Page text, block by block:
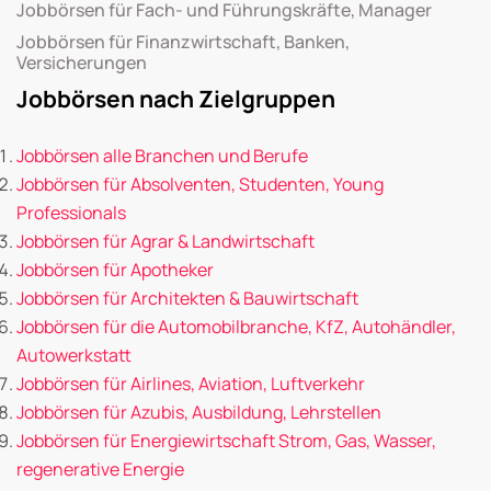
Jobbörsen für Fach- und Führungskräfte, Manager
Jobbörsen für Finanzwirtschaft, Banken,
Versicherungen
Jobbörsen nach Zielgruppen
Jobbörsen alle Branchen und Berufe
Jobbörsen für Absolventen, Studenten, Young
Professionals
Jobbörsen für Agrar & Landwirtschaft
Jobbörsen für Apotheker
Jobbörsen für Architekten & Bauwirtschaft
Jobbörsen für die Automobilbranche, KfZ, Autohändler,
Autowerkstatt
Jobbörsen für Airlines, Aviation, Luftverkehr
Jobbörsen für Azubis, Ausbildung, Lehrstellen
Jobbörsen für Energiewirtschaft Strom, Gas, Wasser,
regenerative Energie